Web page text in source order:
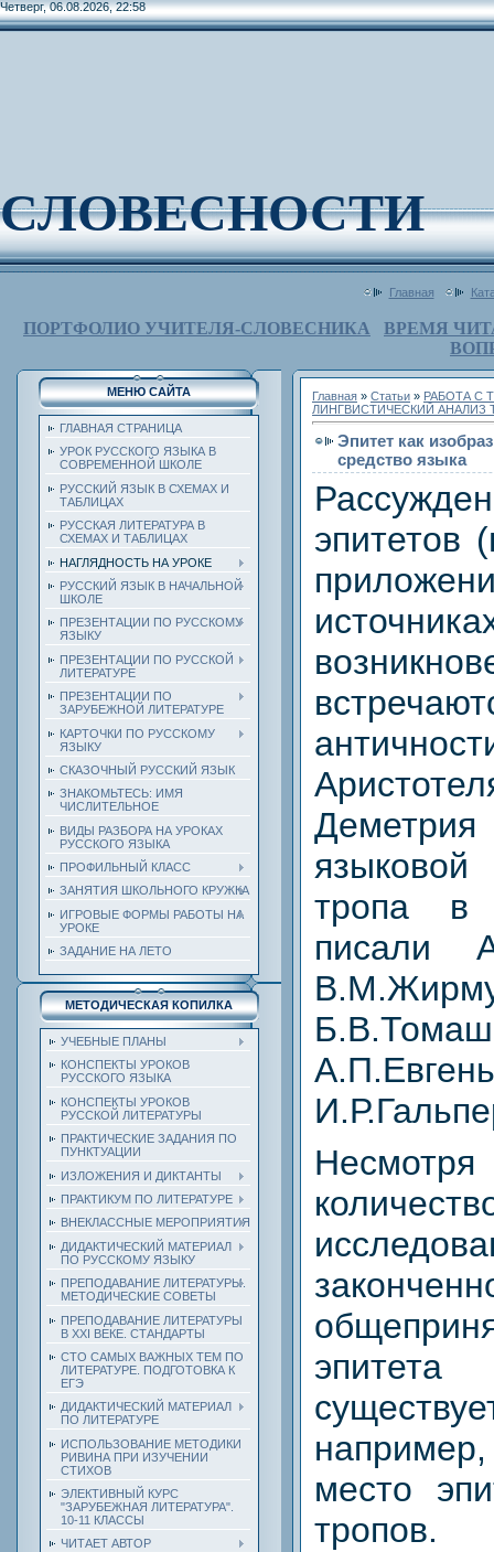
Четверг, 06.08.2026, 22:58
СЛОВЕСНОСТИ
Главная
ПОРТФОЛИО УЧИТЕЛЯ-СЛОВЕСНИКА
ВРЕМЯ
МЕНЮ САЙТА
ГЛАВНАЯ СТРАНИЦА
УРОК РУССКОГО ЯЗЫКА В
СОВРЕМЕННОЙ ШКОЛЕ
РУССКИЙ ЯЗЫК В СХЕМАХ И
ТАБЛИЦАХ
РУССКАЯ ЛИТЕРАТУРА В
СХЕМАХ И ТАБЛИЦАХ
НАГЛЯДНОСТЬ НА УРОКЕ
РУССКИЙ ЯЗЫК В НАЧАЛЬНОЙ
ШКОЛЕ
ПРЕЗЕНТАЦИИ ПО РУССКОМУ
ЯЗЫКУ
ПРЕЗЕНТАЦИИ ПО РУССКОЙ
ЛИТЕРАТУРЕ
ПРЕЗЕНТАЦИИ ПО
ЗАРУБЕЖНОЙ ЛИТЕРАТУРЕ
КАРТОЧКИ ПО РУССКОМУ
ЯЗЫКУ
СКАЗОЧНЫЙ РУССКИЙ ЯЗЫК
ЗНАКОМЬТЕСЬ: ИМЯ
ЧИСЛИТЕЛЬНОЕ
ВИДЫ РАЗБОРА НА УРОКАХ
РУССКОГО ЯЗЫКА
ПРОФИЛЬНЫЙ КЛАСС
ЗАНЯТИЯ ШКОЛЬНОГО КРУЖКА
ИГРОВЫЕ ФОРМЫ РАБОТЫ НА
УРОКЕ
ЗАДАНИЕ НА ЛЕТО
МЕТОДИЧЕСКАЯ КОПИЛКА
УЧЕБНЫЕ ПЛАНЫ
КОНСПЕКТЫ УРОКОВ
РУССКОГО ЯЗЫКА
КОНСПЕКТЫ УРОКОВ
РУССКОЙ ЛИТЕРАТУРЫ
ПРАКТИЧЕСКИЕ ЗАДАНИЯ ПО
ПУНКТУАЦИИ
ИЗЛОЖЕНИЯ И ДИКТАНТЫ
ПРАКТИКУМ ПО ЛИТЕРАТУРЕ
ВНЕКЛАССНЫЕ МЕРОПРИЯТИЯ
ДИДАКТИЧЕСКИЙ МАТЕРИАЛ
ПО РУССКОМУ ЯЗЫКУ
ПРЕПОДАВАНИЕ ЛИТЕРАТУРЫ.
МЕТОДИЧЕСКИЕ СОВЕТЫ
ПРЕПОДАВАНИЕ ЛИТЕРАТУРЫ
В XXI ВЕКЕ. СТАНДАРТЫ
СТО САМЫХ ВАЖНЫХ ТЕМ ПО
ЛИТЕРАТУРЕ. ПОДГОТОВКА К
ЕГЭ
ДИДАКТИЧЕСКИЙ МАТЕРИАЛ
ПО ЛИТЕРАТУРЕ
ИСПОЛЬЗОВАНИЕ МЕТОДИКИ
РИВИНА ПРИ ИЗУЧЕНИИ
СТИХОВ
ЭЛЕКТИВНЫЙ КУРС
"ЗАРУБЕЖНАЯ ЛИТЕРАТУРА".
10-11 КЛАССЫ
ЧИТАЕТ АВТОР
Главная » Статьи » РАБОТА С
ЛИНГВИСТИЧЕСКИЙ АНАЛИЗ
Эпитет как
средство языка
эпитетов
тропа в
писали
место
тропов.